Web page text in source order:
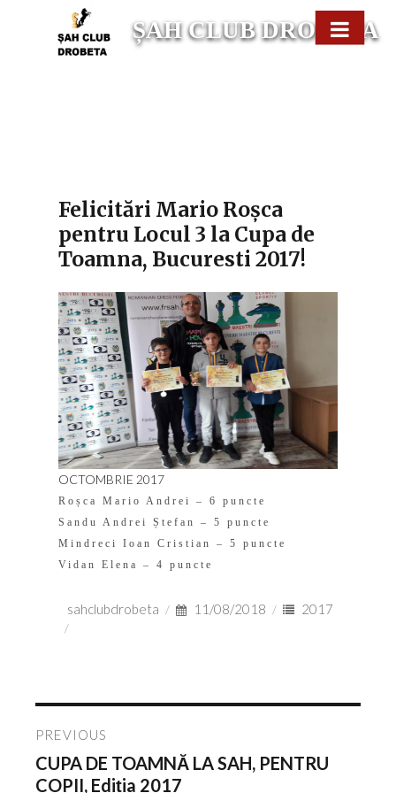
ȘAH CLUB DROBETA
Felicitări Mario Roșca
pentru Locul 3 la Cupa de
Toamna, Bucuresti 2017!
OCTOMBRIE 2017
Roșca Mario Andrei – 6 puncte
Sandu Andrei Ștefan – 5 puncte
Mindreci Ioan Cristian – 5 puncte
Vidan Elena – 4 puncte
Author
sahclubdrobeta
Posted
11/08/2018 Categories
2017
Navigare
PREVIOUS
Previous
CUPA DE TOAMNĂ LA SAH, PENTRU
COPII, Ediția 2017